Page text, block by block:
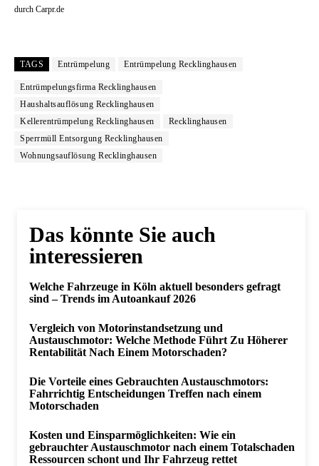
durch Carpr.de
TAGS Entrümpelung Entrümpelung Recklinghausen
Entrümpelungsfirma Recklinghausen
Haushaltsauflösung Recklinghausen
Kellerentrümpelung Recklinghausen
Recklinghausen
Sperrmüll Entsorgung Recklinghausen
Wohnungsauflösung Recklinghausen
Das könnte Sie auch
interessieren
Welche Fahrzeuge in Köln aktuell besonders gefragt
sind – Trends im Autoankauf 2026
Vergleich von Motorinstandsetzung und
Austauschmotor: Welche Methode Führt Zu Höherer
Rentabilität Nach Einem Motorschaden?
Die Vorteile eines Gebrauchten Austauschmotors:
Fahrrichtig Entscheidungen Treffen nach einem
Motorschaden
Kosten und Einsparmöglichkeiten: Wie ein
gebrauchter Austauschmotor nach einem Totalschaden
Ressourcen schont und Ihr Fahrzeug rettet